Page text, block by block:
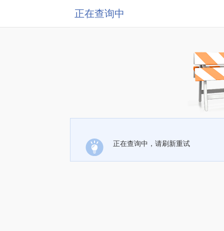
正在查询中
正在查询中，请刷新重试